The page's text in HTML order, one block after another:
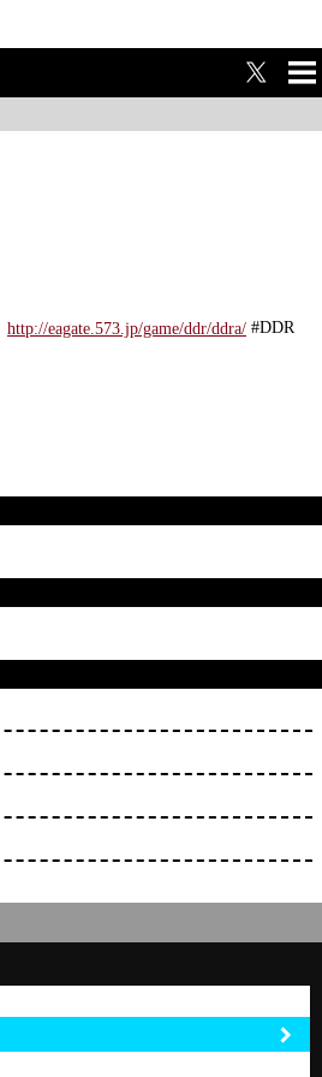
http://eagate.573.jp/game/ddr/ddra/ #DDR